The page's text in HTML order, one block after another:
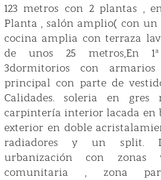
123 metros con 2 plantas ,
Planta , salón amplio( con
cocina amplia con terraza
de unos 25 metros,En
3dormitorios con
principal con parte de
Calidades. soleria en gres
carpintería interior lacada en
exterior en doble
radiadores y un split.
urbanización con zonas
comunitaria , zona